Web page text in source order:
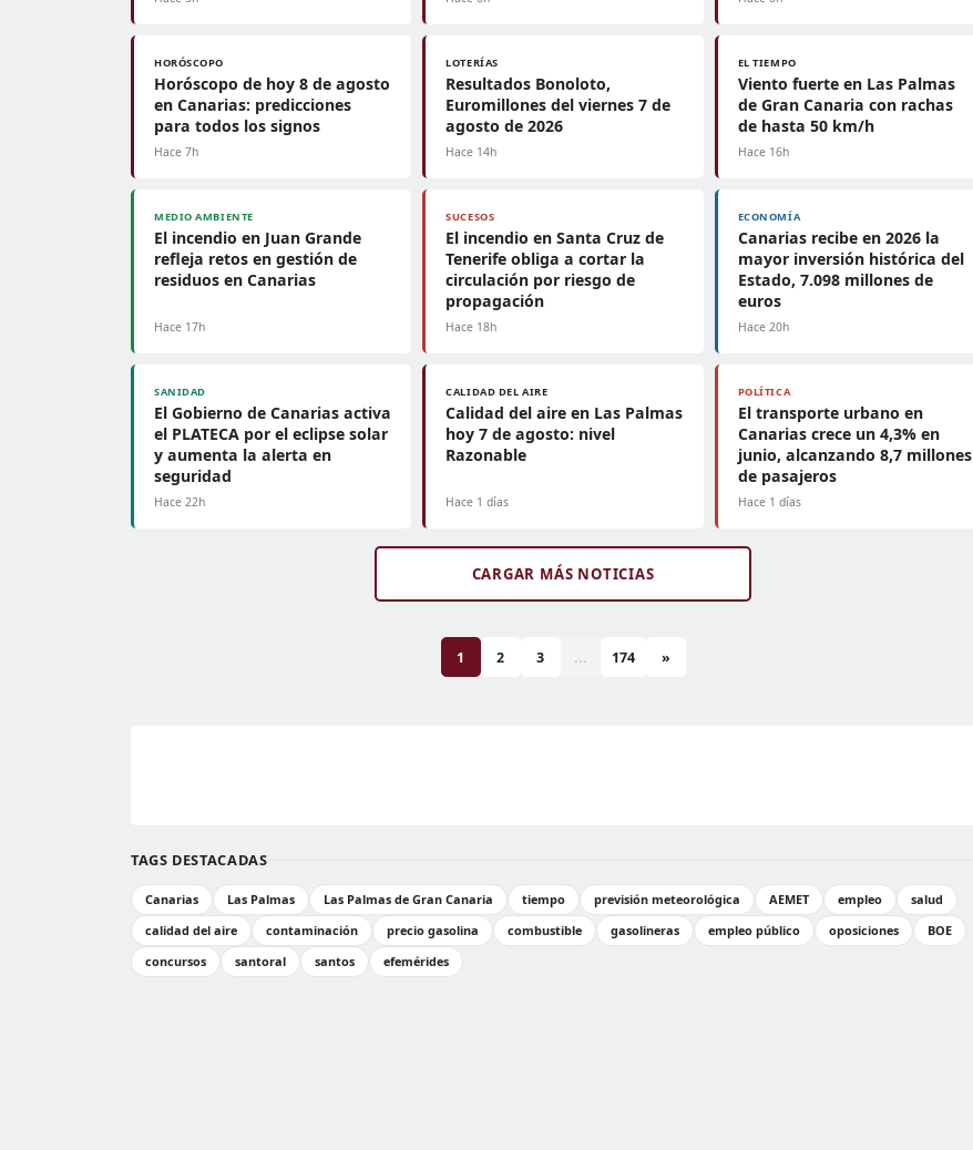
HORÓSCOPO
Horóscopo de hoy 8 de agosto
en Canarias: predicciones
para todos los signos
Hace 7h
LOTERÍAS
Resultados Bonoloto,
Euromillones del viernes 7 de
agosto de 2026
Hace 14h
EL TIEMPO
Viento fuerte en Las Palmas
de Gran Canaria con rachas
de hasta 50 km/h
Hace 16h
MEDIO AMBIENTE
El incendio en Juan Grande
refleja retos en gestión de
residuos en Canarias
Hace 17h
SUCESOS
El incendio en Santa Cruz de
Tenerife obliga a cortar la
circulación por riesgo de
propagación
Hace 18h
ECONOMÍA
Canarias recibe en 2026 la
mayor inversión histórica del
Estado, 7.098 millones de
euros
Hace 20h
SANIDAD
El Gobierno de Canarias activa
el PLATECA por el eclipse solar
y aumenta la alerta en
seguridad
Hace 22h
CALIDAD DEL AIRE
Calidad del aire en Las Palmas
hoy 7 de agosto: nivel
Razonable
Hace 1 días
POLÍTICA
El transporte urbano en
Canarias crece un 4,3% en
junio, alcanzando 8,7 millones
de pasajeros
Hace 1 días
CARGAR MÁS NOTICIAS
1 2 3 ... 174 »
TAGS DESTACADAS
Canarias Las Palmas Las Palmas de Gran Canaria tiempo previsión meteorológica AEMET empleo
salud
calidad del aire
contaminación precio gasolina combustible gasolineras empleo público oposiciones
BOE
concursos
santoral santos efemérides